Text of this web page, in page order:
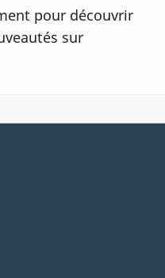
pour découvrir
sur